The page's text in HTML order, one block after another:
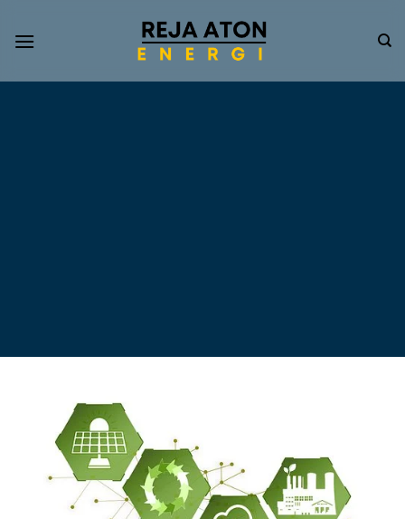
Informasi